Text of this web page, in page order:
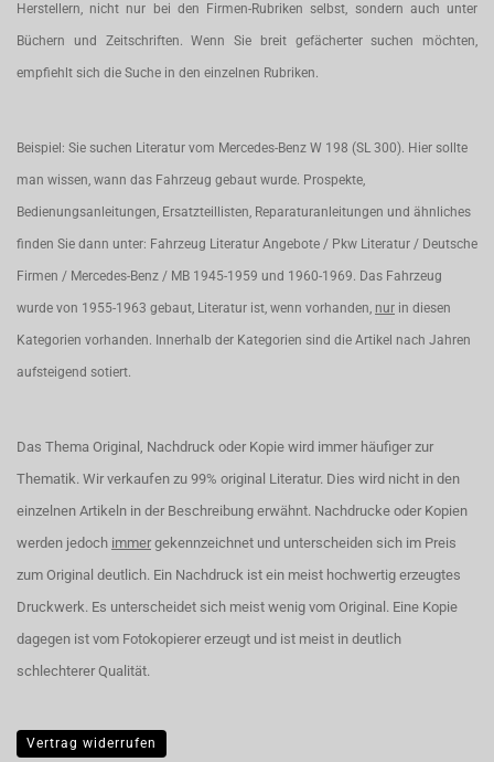
Herstellern, nicht nur bei den Firmen-Rubriken selbst, sondern auch unter
Büchern und Zeitschriften. Wenn Sie breit gefächerter suchen möchten,
empfiehlt sich die Suche in den einzelnen Rubriken.
Beispiel: Sie suchen Literatur vom Mercedes-Benz W 198 (SL 300). Hier sollte
man wissen, wann das Fahrzeug gebaut wurde. Prospekte,
Bedienungsanleitungen, Ersatzteillisten, Reparaturanleitungen und ähnliches
finden Sie dann unter: Fahrzeug Literatur Angebote / Pkw Literatur / Deutsche
Firmen / Mercedes-Benz / MB 1945-1959 und 1960-1969. Das Fahrzeug
wurde von 1955-1963 gebaut, Literatur ist, wenn vorhanden, nur in diesen
Kategorien vorhanden. Innerhalb der Kategorien sind die Artikel nach Jahren
aufsteigend sotiert.
Das Thema Original, Nachdruck oder Kopie wird immer häufiger zur
Thematik. Wir verkaufen zu 99% original Literatur. Dies wird nicht in den
einzelnen Artikeln in der Beschreibung erwähnt. Nachdrucke oder Kopien
werden jedoch immer gekennzeichnet und unterscheiden sich im Preis
zum Original deutlich. Ein Nachdruck ist ein meist hochwertig erzeugtes
Druckwerk. Es unterscheidet sich meist wenig vom Original. Eine Kopie
dagegen ist vom Fotokopierer erzeugt und ist meist in deutlich
schlechterer Qualität.
Vertrag widerrufen